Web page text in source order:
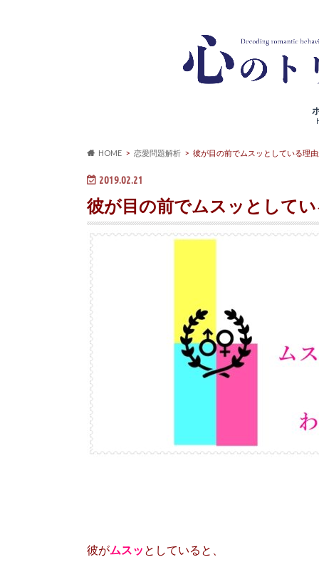
HOME 恋愛問題解析 彼が目の前でムスッとしている理
2019.02.21
彼が目の前でムスッとして
彼がムスッ としていると、